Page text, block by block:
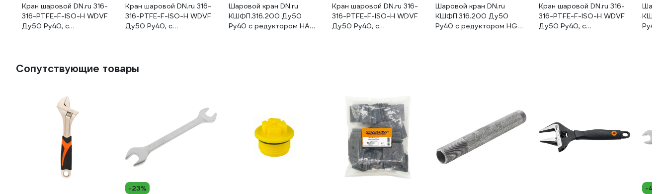
Кран шаровой DN.ru 316-
316-PTFE-F-ISO-H WDVF
Ду50 Ру40, с
Кран шаровой DN.ru 316-
316-PTFE-F-ISO-H WDVF
Ду50 Ру40, с
Шаровой кран DN.ru
КШФП.316.200 Ду50
Ру40 с редуктором HAM-
Кран шаровой DN.ru 316-
316-PTFE-F-ISO-H WDVF
Ду50 Ру40, с
Шаровой кран DN.ru
КШФП.316.200 Ду50
Ру40 с редуктором HGB-
Кран шаровой DN.ru 316-
316-PTFE-F-ISO-H WDVF
Ду50 Ру40, с
Ру40 с
Сопутствующие товары
-23% -41%